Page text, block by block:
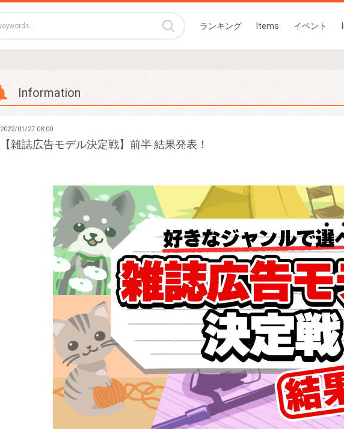
ランキング Items イベント
Information
2022/01/27 08:00
【雑誌広告モデル決定戦】前半 結果発表！